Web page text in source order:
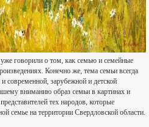
говорили о том, как семью и семейные
Конечно же, тема семьи всегда
современной, зарубежной и детской
вниманию образ семьи в картинах и
тех народов, которые
семье на территории Свердловской области.